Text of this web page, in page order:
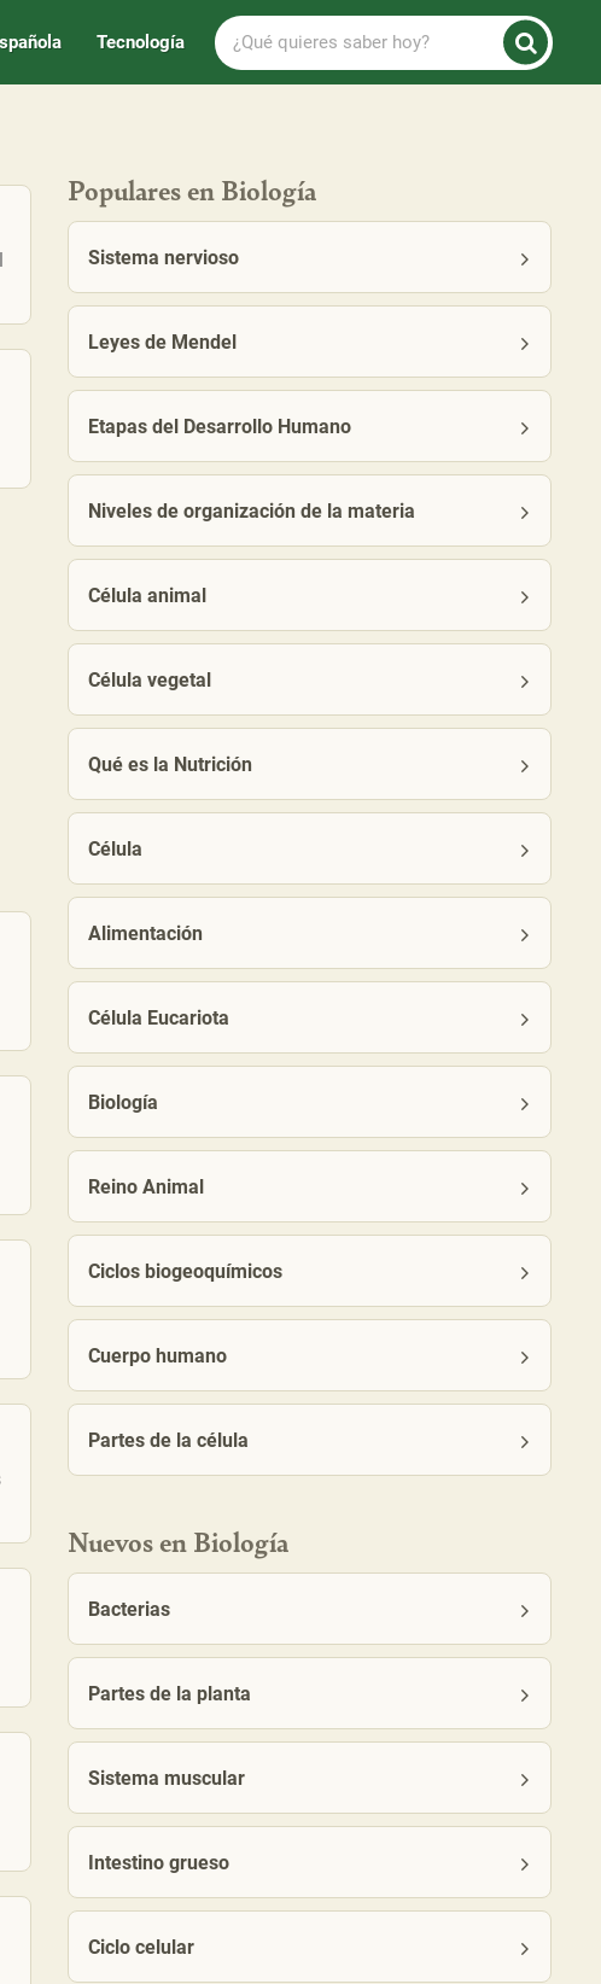
Tecnología
¿Qué
quieres
saber
Populares en Biología
Sistema nervioso
Leyes de Mendel
Etapas del Desarrollo Humano
Niveles de organización de la materia
Célula animal
Célula vegetal
Qué es la Nutrición
Célula
Alimentación
Célula Eucariota
Biología
Reino Animal
Ciclos biogeoquímicos
Cuerpo humano
Partes de la célula
Nuevos en Biología
Bacterias
Partes de la planta
Sistema muscular
Intestino grueso
Ciclo celular